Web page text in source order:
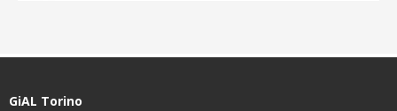
GiAL Torino